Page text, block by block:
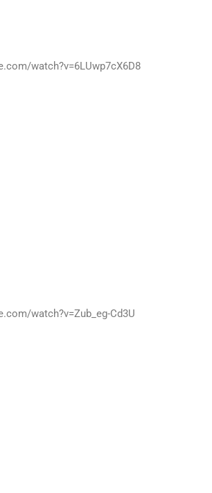
watch?v=6LUwp7cX6D8
watch?v=Zub_eg-Cd3U